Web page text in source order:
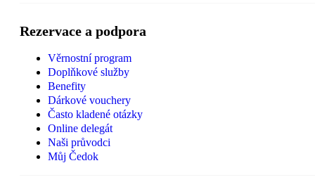
Rezervace a podpora
Věrnostní program
Doplňkové služby
Benefity
Dárkové vouchery
Často kladené otázky
Online delegát
Naši průvodci
Můj Čedok